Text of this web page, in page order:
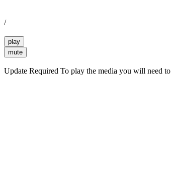
/
play
mute
Update Required To play the media you will need